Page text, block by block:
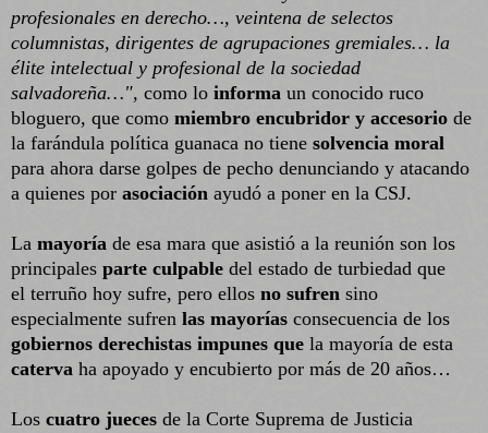
profesionales en derecho…, veintena de selectos
columnistas, dirigentes de agrupaciones gremiales… la
élite intelectual y profesional de la sociedad
salvadoreña…", como lo informa un conocido ruco
bloguero, que como miembro encubridor y accesorio de
la farándula política guanaca no tiene solvencia moral
para ahora darse golpes de pecho denunciando y atacando
a quienes por asociación ayudó a poner en la CSJ.
La mayoría de esa mara que asistió a la reunión son los
principales parte culpable del estado de turbiedad que
el terruño hoy sufre, pero ellos no sufren sino
especialmente sufren las mayorías consecuencia de los
gobiernos derechistas impunes que la mayoría de esta
caterva ha apoyado y encubierto por más de 20 años…
Los cuatro jueces de la Corte Suprema de Justicia